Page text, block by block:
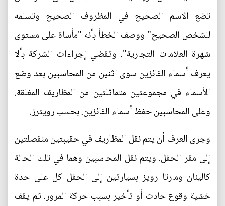
تضع الاسم الصحيح في المظروف الصحيح وتسلمه
للشخص الصحيح" ووصف الخطأ بأنه "مأساة على مستوى
شهرة العلامات التجارية". وتقضي إجراءات الشركة بألا
يعرف أسماء الفائزين سوى اثنين من المحاسبين بعد وضع
الأسماء في مجموعتين متماثلتين من المظاريف المغلقة.
وعلى المحاسبين حفظ أسماء الفائزين. بحسب رويترز.
وجرى العرف أن يتم نقل المظاريف في حقيبتين منفصلتين
إلى مقر الحفل. ويتم نقل المحاسبين وهما في تلك الحالة
كالينان ومارتا رويز بسيارتين إلى الحفل كل على حدة
خشية وقوع حادث أو تأخير بسبب حركة المرور. ثم يقف